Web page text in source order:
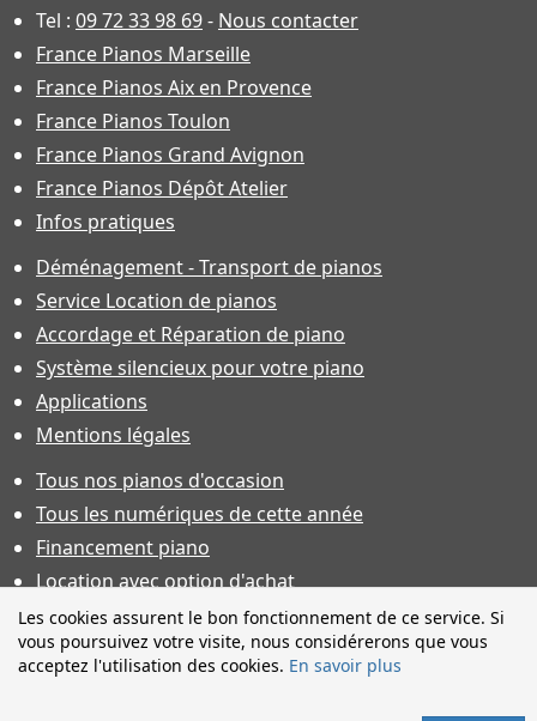
Les cookies assurent le bon fonctionnement de ce service. Si
vous poursuivez votre visite, nous considérerons que vous
acceptez l'utilisation des cookies. En savoir plus
Tel : 09 72 33 98 69- Nous contacter
France Pianos Marseille
France Pianos Aix en Provence
France Pianos Toulon
France Pianos Grand Avignon
France Pianos Dépôt Atelier
Infos pratiques
Déménagement - Transport de pianos
Service Location de pianos
Accordage et Réparation de piano
Système silencieux pour votre piano
Applications
Mentions légales
Tous nos pianos d'occasion
Tous les numériques de cette année
Financement piano
Location avec option d'achat
Conditions générales de vente
Offres d'emploi & contrat d'apprentissage
toutes réserves et sauf erreur. Financement sous réserve